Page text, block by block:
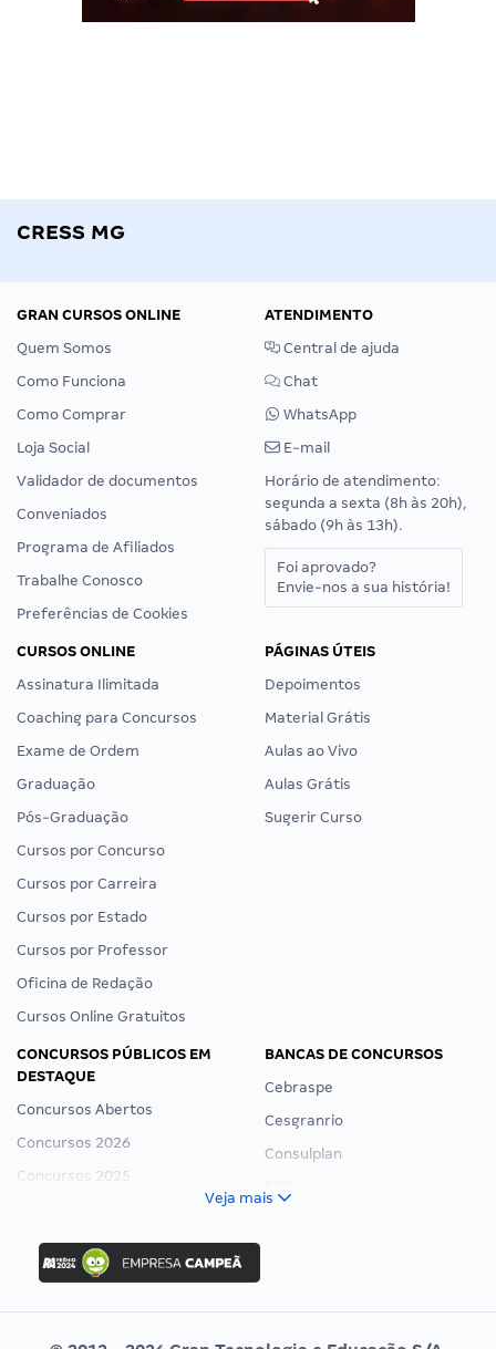
CRESS MG
GRAN CURSOS ONLINE
Quem Somos
Como Funciona
Como Comprar
Loja Social
Validador de documentos
Conveniados
Programa de Afiliados
Trabalhe Conosco
Preferências de Cookies
ATENDIMENTO
Central de ajuda
Chat
WhatsApp
E-mail
Horário de atendimento:
segunda a sexta (8h às 20h),
sábado (9h às 13h).
Foi aprovado?
Envie-nos a sua história!
CURSOS ONLINE
Assinatura Ilimitada
Coaching para Concursos
Exame de Ordem
Graduação
Pós-Graduação
Cursos por Concurso
Cursos por Carreira
Cursos por Estado
Cursos por Professor
Oficina de Redação
Cursos Online Gratuitos
PÁGINAS ÚTEIS
Depoimentos
Material Grátis
Aulas ao Vivo
Aulas Grátis
Sugerir Curso
CONCURSOS PÚBLICOS EM
DESTAQUE
Concursos Abertos
Concursos 2026
Concursos 2025
Concurso Ibama
Concurso MPU
Editais publicados
BANCAS DE CONCURSOS
Cebraspe
Cesgranrio
Consulplan
Veja mais